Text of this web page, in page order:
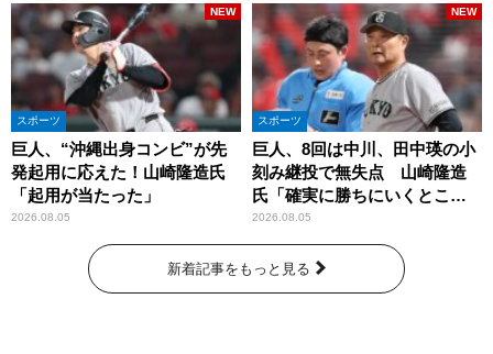
スポーツ
巨人、“沖縄出身コンビ”が先
発起用に応えた！山崎隆造氏
「起用が当たった」
2026.08.05
NEW
スポーツ
巨人、8回は中川、田中瑛の小
刻み継投で無失点 山崎隆造
氏「確実に勝ちにいくとこ
ろ」
2026.08.05
NEW
新着記事をもっと見る